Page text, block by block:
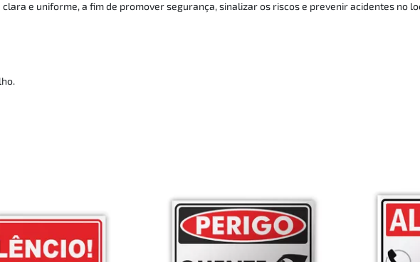
e uniforme, a fim de promover segurança, sinalizar os riscos e prevenir acidentes no